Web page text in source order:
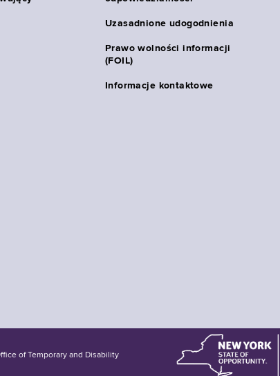
Uzasadnione udogodnienia
Prawo wolności informacji
(FOIL)
Informacje kontaktowe
of Temporary and Disability